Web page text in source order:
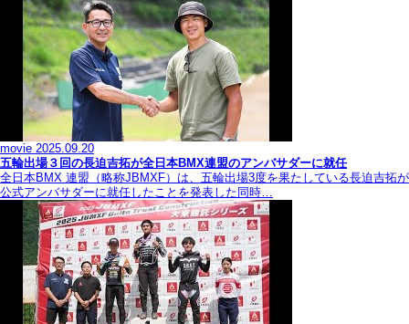
movie 2025.09.20
五輪出場３回の長迫吉拓が全日本BMX連盟のアンバサダーに就任
全日本BMX 連盟（略称JBMXF）は、五輪出場3度を果たしている長迫吉拓が
公式アンバサダーに就任したことを発表した同時…